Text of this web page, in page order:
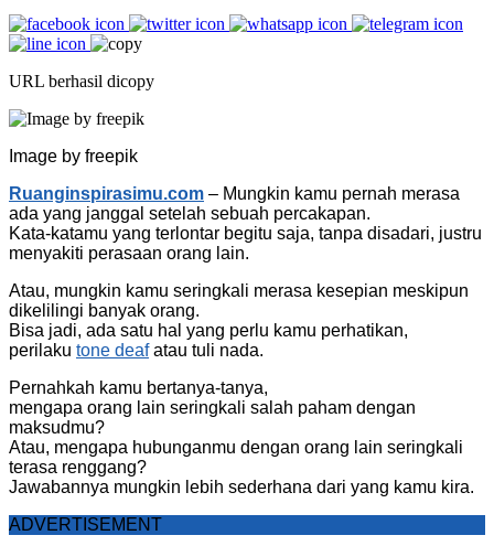
URL berhasil dicopy
Image by freepik
Ruanginspirasimu.com – Mungkin kamu pernah merasa
ada yang janggal setelah sebuah percakapan.
Kata-katamu yang terlontar begitu saja, tanpa disadari, justru
menyakiti perasaan orang lain.
Atau, mungkin kamu seringkali merasa kesepian meskipun
dikelilingi banyak orang.
Bisa jadi, ada satu hal yang perlu kamu perhatikan,
perilaku tone deafatau tuli nada.
Pernahkah kamu bertanya-tanya,
mengapa orang lain seringkali salah paham dengan
maksudmu?
Atau, mengapa hubunganmu dengan orang lain seringkali
terasa renggang?
Jawabannya mungkin lebih sederhana dari yang kamu kira.
ADVERTISEMENT